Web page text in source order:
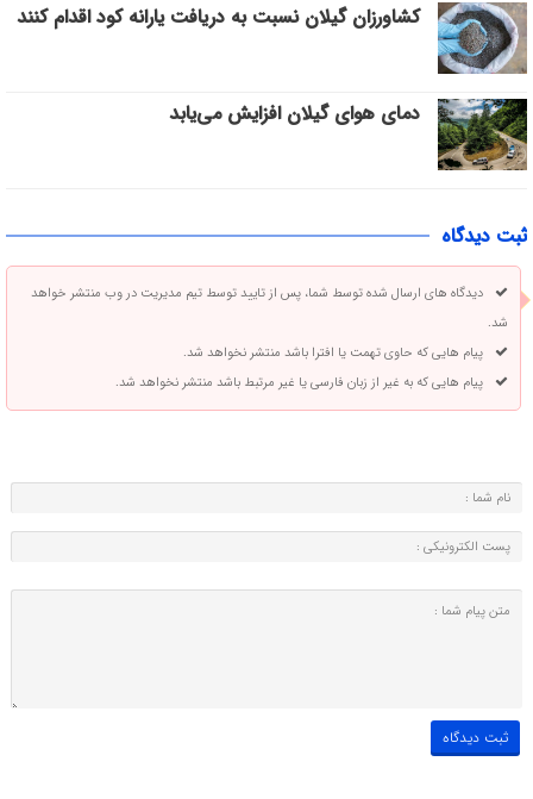
کشاورزان گیلان نسبت به دریافت یارانه کود اقدام کنند
دمای هوای گیلان افزایش می‌یابد
ثبت دیدگاه
دیدگاه های ارسال شده توسط شما، پس از تایید توسط تیم مدیریت در وب منتشر خواهد
شد.
پیام هایی که حاوی تهمت یا افترا باشد منتشر نخواهد شد.
پیام هایی که به غیر از زبان فارسی یا غیر مرتبط باشد منتشر نخواهد شد.